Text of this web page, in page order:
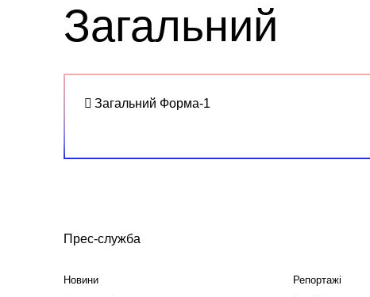
Загальний
Загальний Форма-1
Прес-служба
Новини
Репортажі